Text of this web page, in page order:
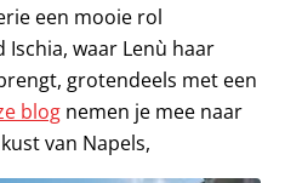
een mooie rol
waar Lenù haar
grotendeels met een
blog nemen je mee naar
van Napels,